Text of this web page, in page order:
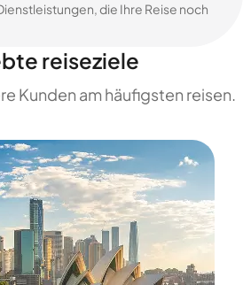
die Ihre Reise noch
reiseziele
Kunden am häufigsten reisen.